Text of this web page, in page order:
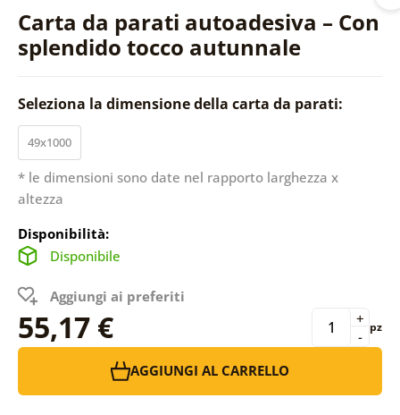
Carta da parati autoadesiva – Con
splendido tocco autunnale
Seleziona la dimensione della carta da parati:
49x1000
* le dimensioni sono date nel rapporto larghezza x
altezza
Disponibilità:
Disponibile
Aggiungi ai preferiti
55,17 € -
+ pz
AGGIUNGI AL CARRELLO